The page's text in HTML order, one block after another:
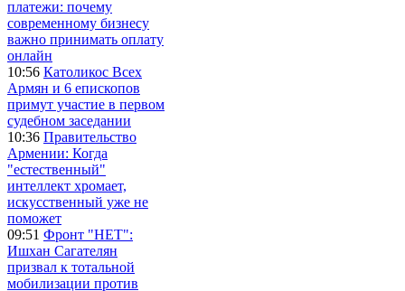
платежи: почему
современному бизнесу
важно принимать оплату
онлайн
10:56 Католикос Всех
Армян и 6 епископов
примут участие в первом
судебном заседании
10:36 Правительство
Армении: Когда
"естественный"
интеллект хромает,
искусственный уже не
поможет
09:51 Фронт "НЕТ":
Ишхан Сагателян
призвал к тотальной
мобилизации против